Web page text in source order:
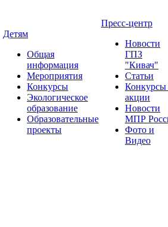
Детям
Общая
информация
Мероприятия
Конкурсы
Экологическое
образование
Образовательные
проекты
Пресс-центр
Новости
ГПЗ
"Кивач"
Статьи
Конкурсы
акции
Новости
МПР
Фото и
Видео